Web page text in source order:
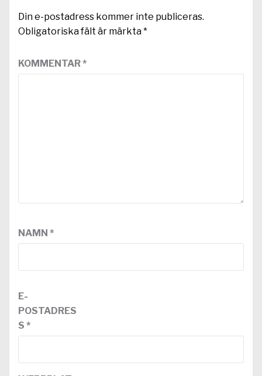
Din e-postadress kommer inte publiceras.
Obligatoriska fält är märkta*
KOMMENTAR*
NAMN *
E-
POSTADRES
S *